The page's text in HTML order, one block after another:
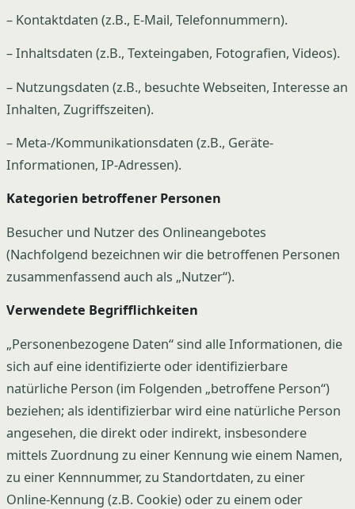
– Kontaktdaten (z.B., E-Mail, Telefonnummern).
– Inhaltsdaten (z.B., Texteingaben, Fotografien, Videos).
– Nutzungsdaten (z.B., besuchte Webseiten, Interesse an
Inhalten, Zugriffszeiten).
– Meta-/Kommunikationsdaten (z.B., Geräte-
Informationen, IP-Adressen).
Kategorien betroffener Personen
Besucher und Nutzer des Onlineangebotes
(Nachfolgend bezeichnen wir die betroffenen Personen
zusammenfassend auch als „Nutzer“).
Verwendete Begrifflichkeiten
„Personenbezogene Daten“ sind alle Informationen, die
sich auf eine identifizierte oder identifizierbare
natürliche Person (im Folgenden „betroffene Person“)
beziehen; als identifizierbar wird eine natürliche Person
angesehen, die direkt oder indirekt, insbesondere
mittels Zuordnung zu einer Kennung wie einem Namen,
zu einer Kennnummer, zu Standortdaten, zu einer
Online-Kennung (z.B. Cookie) oder zu einem oder